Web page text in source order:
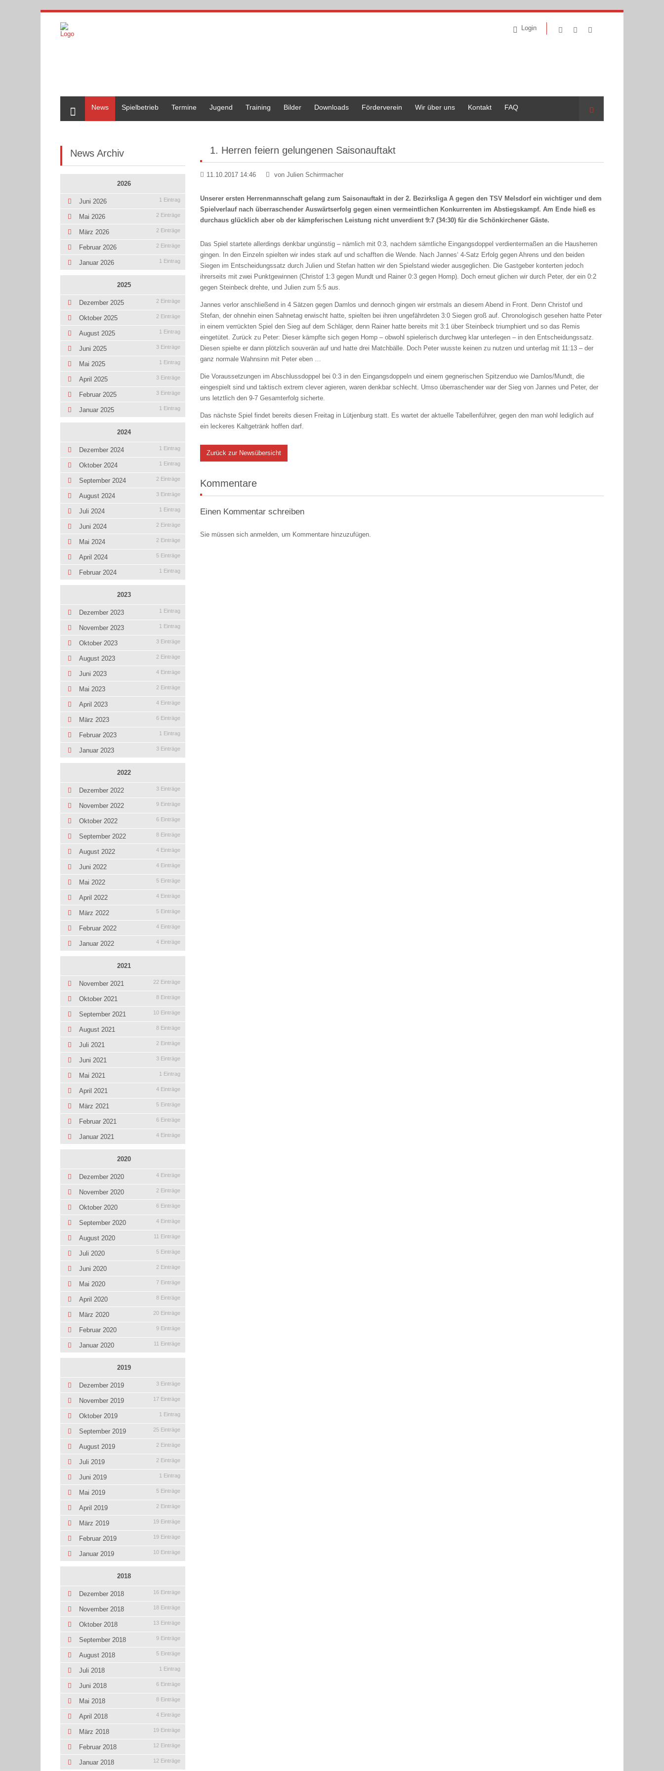
Login
News
Spielbetrieb Termine Jugend Training Bilder Downloads Förderverein Wir über uns Kontakt FAQ Suche
1. Herren feiern gelungenen Saisonauftakt
11.10.2017 14:46 von Julien Schirrmacher
Unserer ersten Herrenmannschaft gelang zum Saisonauftakt in der 2. Bezirksliga A gegen den TSV Melsdorf ein wichtiger und dem
Spielverlauf nach überraschender Auswärtserfolg gegen einen vermeintlichen Konkurrenten im Abstiegskampf. Am Ende hieß es
durchaus glücklich aber ob der kämpferischen Leistung nicht unverdient 9:7 (34:30) für die Schönkirchener Gäste.
Das Spiel startete allerdings denkbar ungünstig – nämlich mit 0:3, nachdem sämtliche Eingangsdoppel verdientermaßen an die Hausherren
gingen. In den Einzeln spielten wir indes stark auf und schafften die Wende. Nach Jannes‘ 4-Satz Erfolg gegen Ahrens und den beiden
Siegen im Entscheidungssatz durch Julien und Stefan hatten wir den Spielstand wieder ausgeglichen. Die Gastgeber konterten jedoch
ihrerseits mit zwei Punktgewinnen (Christof 1:3 gegen Mundt und Rainer 0:3 gegen Homp). Doch erneut glichen wir durch Peter, der ein 0:2
gegen Steinbeck drehte, und Julien zum 5:5 aus.
Jannes verlor anschließend in 4 Sätzen gegen Damlos und dennoch gingen wir erstmals an diesem Abend in Front. Denn Christof und
Stefan, der ohnehin einen Sahnetag erwischt hatte, spielten bei ihren ungefährdeten 3:0 Siegen groß auf. Chronologisch gesehen hatte Peter
in einem verrückten Spiel den Sieg auf dem Schläger, denn Rainer hatte bereits mit 3:1 über Steinbeck triumphiert und so das Remis
eingetütet. Zurück zu Peter: Dieser kämpfte sich gegen Homp – obwohl spielerisch durchweg klar unterlegen – in den Entscheidungssatz.
Diesen spielte er dann plötzlich souverän auf und hatte drei Matchbälle. Doch Peter wusste keinen zu nutzen und unterlag mit 11:13 – der
ganz normale Wahnsinn mit Peter eben …
Die Voraussetzungen im Abschlussdoppel bei 0:3 in den Eingangsdoppeln und einem gegnerischen Spitzenduo wie Damlos/Mundt, die
eingespielt sind und taktisch extrem clever agieren, waren denkbar schlecht. Umso überraschender war der Sieg von Jannes und Peter, der
uns letztlich den 9-7 Gesamterfolg sicherte.
Das nächste Spiel findet bereits diesen Freitag in Lütjenburg statt. Es wartet der aktuelle Tabellenführer, gegen den man wohl lediglich auf
ein leckeres Kaltgetränk hoffen darf.
Zurück zur Newsübersicht
Kommentare
Einen Kommentar schreiben
Sie müssen sich anmelden, um Kommentare hinzuzufügen.
News Archiv
2026
Juni 2026 1 Eintrag
Mai 2026 2 Einträge
März 2026 2 Einträge
Februar 2026 2 Einträge
Januar 2026 1 Eintrag
2025
Dezember 2025 2 Einträge
Oktober 2025 2 Einträge
August 2025 1 Eintrag
Juni 2025 3 Einträge
Mai 2025 1 Eintrag
April 2025 3 Einträge
Februar 2025 3 Einträge
Januar 2025 1 Eintrag
2024
Dezember 2024 1 Eintrag
Oktober 2024 1 Eintrag
September 2024 2 Einträge
August 2024 3 Einträge
Juli 2024 1 Eintrag
Juni 2024 2 Einträge
Mai 2024 2 Einträge
April 2024 5 Einträge
Februar 2024 1 Eintrag
2023
Dezember 2023 1 Eintrag
November 2023 1 Eintrag
Oktober 2023 3 Einträge
August 2023 2 Einträge
Juni 2023 4 Einträge
Mai 2023 2 Einträge
April 2023 4 Einträge
März 2023 6 Einträge
Februar 2023 1 Eintrag
Januar 2023 3 Einträge
2022
Dezember 2022 3 Einträge
November 2022 9 Einträge
Oktober 2022 6 Einträge
September 2022 8 Einträge
August 2022 4 Einträge
Juni 2022 4 Einträge
Mai 2022 5 Einträge
April 2022 4 Einträge
März 2022 5 Einträge
Februar 2022 4 Einträge
Januar 2022 4 Einträge
2021
November 2021 22 Einträge
Oktober 2021 8 Einträge
September 2021 10 Einträge
August 2021 8 Einträge
Juli 2021 2 Einträge
Juni 2021 3 Einträge
Mai 2021 1 Eintrag
April 2021 4 Einträge
März 2021 5 Einträge
Februar 2021 6 Einträge
Januar 2021 4 Einträge
2020
Dezember 2020 4 Einträge
November 2020 2 Einträge
Oktober 2020 6 Einträge
September 2020 4 Einträge
August 2020 11 Einträge
Juli 2020 5 Einträge
Juni 2020 2 Einträge
Mai 2020 7 Einträge
April 2020 8 Einträge
März 2020 20 Einträge
Februar 2020 9 Einträge
Januar 2020 11 Einträge
2019
Dezember 2019 3 Einträge
November 2019 17 Einträge
Oktober 2019 1 Eintrag
September 2019 25 Einträge
August 2019 2 Einträge
Juli 2019 2 Einträge
Juni 2019 1 Eintrag
Mai 2019 5 Einträge
April 2019 2 Einträge
März 2019 19 Einträge
Februar 2019 19 Einträge
Januar 2019 10 Einträge
2018
Dezember 2018 16 Einträge
November 2018 18 Einträge
Oktober 2018 13 Einträge
September 2018 9 Einträge
August 2018 5 Einträge
Juli 2018 1 Eintrag
Juni 2018 6 Einträge
Mai 2018 8 Einträge
April 2018 4 Einträge
März 2018 19 Einträge
Februar 2018 12 Einträge
Januar 2018 12 Einträge